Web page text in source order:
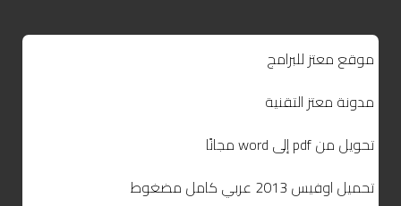
موقع معتز للبرامج
مدونة معتز التقنية
تحويل من pdf إلى word مجانًا
تحميل اوفيس 2013 عربي كامل مضغوط